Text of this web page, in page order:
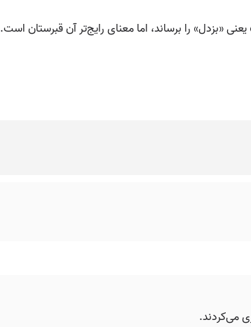
«بزدل» را برساند، اما معنای رایج‌تر آن قبرستان است.
می‌کردند.